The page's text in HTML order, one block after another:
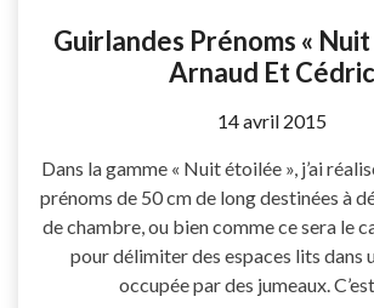
Guirlandes Prénoms «
Arnaud Et Cédric
by
14 avril 2015
Dans la gamme « Nuit étoilée », j’ai
prénoms de 50 cm de long destinées à
de chambre, ou bien comme ce sera le
pour délimiter des espaces lits dans
occupée par des jumeaux.